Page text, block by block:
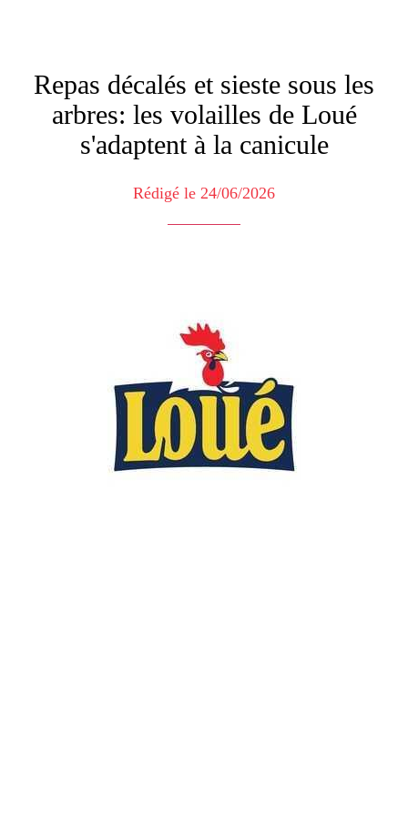
Repas décalés et sieste sous les
arbres: les volailles de Loué
s'adaptent à la canicule
Rédigé le 24/06/2026